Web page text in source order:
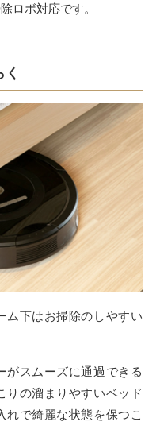
ロボ対応です。
ム下はお掃除のしやすい
がスムーズに通過できる
りの溜まりやすいベッド
で綺麗な状態を保つこ